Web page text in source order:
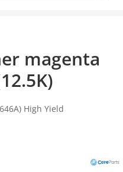
magenta
High Yield